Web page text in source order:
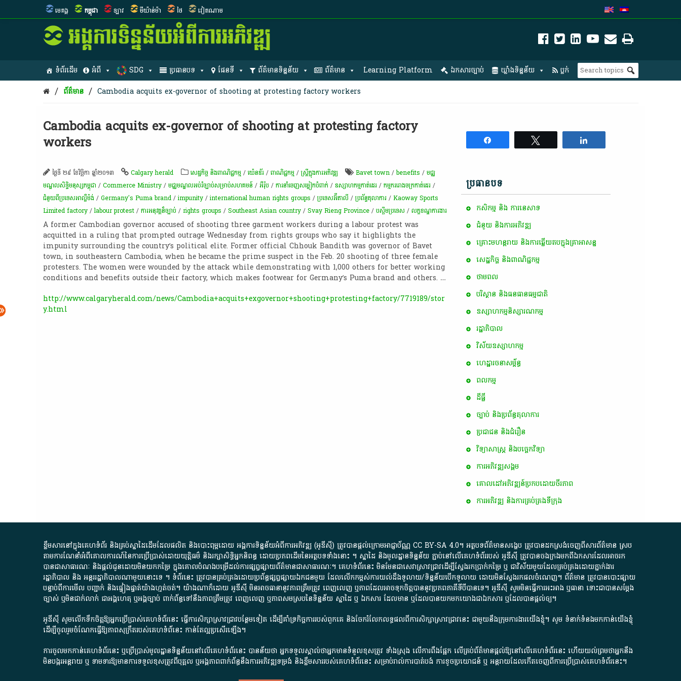
មេគង្គ កម្ពុជា ឡាវ មីយ៉ាន់ម៉ា ថៃ វៀតណាម
ទំព័រដើម អំពី SDG ប្រធានបទ ផែនទី ព័ត៌មានទិន្នន័យ ព័ត៌មាន Learning Platform ឯកសារច្បាប់ ឃ្លាំងទិន្នន័យ ប្លក់
/ ព័ត៌មាន / Cambodia acquits ex-governor of shooting at protesting factory workers
Cambodia acquits ex-governor of shooting at protesting factory
workers
ថ្ងៃទី ២៩ ខែវិច្ឆិកា ឆ្នាំ២០១៣ Calgary herald សេដ្ឋកិច្ច និងពាណិជ្ជកម្ម /យ៉េនឌ័រ /ពាណិជ្ជកម្ម /ស្ត្រីក្នុងការអភិវឌ្ឍ Bavet town /benefits /មជ្ឈ
មណ្ឌលសិទ្ធិមនុស្សកម្ពុជា /Commerce Ministry /មជ្ឈមណ្ឌល​អប់រំ​ច្បាប់​សម្រាប់​សហគមន៍​ /អឺរ៉ុប /ការ​នាំ​ចេញ​សម្លៀក​បំពាក់ /ឧស្សាហកម្មកាត់ដេរ /កម្មករ​រោងចក្រ​កាត់ដេរ​ /
ជំនួយពីប្រទេសអាល្លឺម៉ង់ /Germany's Puma brand /impunity /international human rights groups /ប្រទេសអ៊ីតាលី /ប្រព័ន្ធ​តុលាការ /Kaoway Sports
Limited factory /labour protest /ការអនុវត្ត​ន៏​ច្បាប់ /rights groups /Southeast Asian country /Svay Rieng Province /បស្ចឹមប្រទេស /លក្ខខណ្ឌ​ការងារ​
A former Cambodian governor accused of shooting three garment workers during a labour protest was
acquitted in a ruling that prompted outrage Wednesday from rights groups who say it highlights the
impunity surrounding the country’s political elite. Former official Chhouk Bandith was governor of Bavet
town, in southeastern Cambodia, when he became the prime suspect in the Feb. 20 shooting of three female
protesters. The women were wounded by the attack while demonstrating with 1,000 others for better working
conditions and benefits outside their factory, which makes footwear for Germany’s Puma brand and others. …
http://www.calgaryherald.com/news/Cambodia+acquits+exgovernor+shooting+protesting+factory/7719189/stor
y.html
ប្រធានបទ
កសិកម្ម​ និង​ ការ​នេ​សាទ​
ជំនួយ និងការអភិវឌ្ឍ
គ្រោះមហន្តរាយ និងការឆ្លើយតបក្នុងគ្រាអាសន្ន
សេដ្ឋកិច្ច និងពាណិជ្ជកម្ម
ថាមពល
បរិស្ថាន និងធនធានធម្មជាតិ
ឧស្សាហកម្មនិស្សារណកម្ម
រដ្ឋាភិបាល
វិស័យឧស្សាហកម្ម
ហេដ្ឋារចនាសម្ព័ន្ធ
ពល​កម្ម
ដីធ្លី
ច្បាប់ និងប្រព័ន្ធតុលាការ
ប្រជាជន និងជំរឿន
វិទ្យាសាស្ត្រ និងបច្ចេកវិទ្យា
ការ​អភិវឌ្ឍ​សង្គម
គោលដៅ​អភិវឌ្ឍន៍​ប្រកបដោយ​ចីរភាព
ការអភិវឌ្ឍ និងការគ្រប់គ្រងទីក្រុង
ខ្លឹមសារ​នៅ​ក្នុង​គេហទំព័រ និង​គ្រប់​ស្នា​ដៃ​ដើម​ដែល​ផលិត​ និង​បោះពុម្ព​ដោយ​ អង្គការ​ទិន្នន័យ​អំពី​ការអភិវឌ្ឍ​​ (អូ​ឌី​ស៊ី)​ ត្រូវ​បាន​ផ្តល់​ក្រោម​អាជ្ញាប័ណ្ណ​ CC BY-SA 4.0។​ អត្ថបទ​ព័ត៌មាន​សង្ខេប​ ត្រូវ​បាន​ដកស្រង់​ចេញពី​សារព័ត៌មាន ស្រប
តាមការ​ណែនាំ​អំពី​គោលការណ៍​នៃ​ការ​ប្រើប្រាស់​ដោយ​យុត្តិធម៌​ និង​រក្សាសិទ្ធិអ្នកនិពន្ធ ដោយ​ប្រភពដើម​នៃ​​អត្ថបទទាំង​នោះ​ ។​ ស្នាដៃ​ និង​មូលដ្ឋាន​ទិន្នន័យ ​ភ្ជាប់​នៅ​លើ​គេហទំព័រ​របស់​ អូ​ឌី​ស៊ី​ ត្រូវ​បាន​ចងក្រង​មក​ពី​ឯកសារ​ដែល​អាច​រក​
បានជា​សាធារណៈ​ និង​ផ្តល់​ជូន​ដោយ​មិន​យក​កម្រៃ​ ក្នុង​គោលបំណង​បម្រើ​ដល់ការ​ផ្សព្វផ្សាយ​ព័ត៌មាន​ជា​សាធារណៈ​។​ គេហទំព័រ​នេះ​ មិនមែន​ជា​សេវា​ស្រាវជ្រាវ​ដើម្បី​ស្វែងរកប្រាក់​កម្រៃ​ ឬ​ ជា​វិស័យ​មួយ​ដែល​គ្រប់គ្រង​ដោយ​ភ្នាក់ងារ​
រដ្ឋាភិបាល​ និង ​អន្តររដ្ឋាភិបាល​ណាមួយ​នោះ​ទេ ​។​ ទំព័រ​នេះ​ ត្រូវ​បាន​គ្រប់គ្រង​ដោយ​ប្រព័ន្ធ​ផ្សព្វផ្សាយ​ឯកជន​មួយ​ ដែល​លើកកម្ពស់​ការ​យល់​ដឹង​ទូលាយ​/​ទិន្នន័យ​បើក​ទូលាយ​ ដោយ​មិនស្វែង​រក​ផល​ចំណេញ​។​ ព័ត៌មាន​ ត្រូវ​បាន​បោះផ្សាយ​
បន្ទាប់​ពី​ការ​មើល​ បញ្ជាក់​ និង​ផ្ទៀងផ្ទាត់​យ៉ាង​ហ្មត់ចត់​។​ យ៉ាងណា​ក៏​ដោយ​ អូ​ឌី​ស៊ី​ មិន​អាច​ធានា​នូវ​ភាព​ត្រឹមត្រូវ​ ពេញលេញ​ ឬ​ភាព​ដែល​អាច​ទុកចិត្ត​បាននូវ​ប្រភព​ភាគី​ទី​បី​បាន​ទេ​។​ អូ​ឌី​ស៊ី​ សូម​មិន​ធ្វើការ​អះអាង​ ឬ​ធានា​ ទោះជា​បាន​សម្តែង​
ច្បាស់​ ឬ​មិន​ជាក់លាក់​ ជា​អង្គហេតុ​ ឬ​អង្គច្បាប់​ ពាក់ព័ន្ធ​ទៅ​នឹង​ភាព​ត្រឹមត្រូវ​ ពេញលេញ​ ឬ​ភាព​សម​ស្រប​នៃ​ទិន្នន័យ​ ស្នាដៃ​ ឬ​ ឯកសារ​ ដែល​មាន​ ឬ​ដែល​បាន​យក​មក​យោង​ជា​ឯកសារ​ ឬ​ដែល​បាន​ផ្តល់​ឲ្យ​។
អូឌីស៊ី សូមលើកទឹកចិត្តឱ្យអ្នកប្រើប្រាស់គេហទំព័រនេះ ធ្វើការសិក្សាស្រាវជ្រាវបន្ថែមទៀត ដើម្បីគាំទ្រកិច្ចការ​របស់ពួកគេ និងចែករំលែកលទ្ធផលពីការសិក្សាស្រាវជ្រាវនេះ ជាមួយនឹងក្រុមការងារយើងខ្ញុំ។ សូម ទំនាក់ទំនងមកកាន់យើងខ្ញុំ
ដើម្បីចូលរួមចំណែកធ្វើឱ្យភាពសុក្រឹតរបស់គេហទំព័នេះ កាន់តែល្អប្រសើរឡើង។
ការចូលមកកាន់គេហទំព័រនេះ ឬប្រើប្រាស់មូលដ្ឋានទិន្នន័យនៅលើគេហទំព័រនេះ បានន័យថា អ្នកទទួលស្គាល់ថាអ្នកមានទំនួលខុសត្រូវ ទាំងស្រុង លើការពឹងផ្អែក លើគ្រប់ព័ត៌មានផ្តល់ឱ្យនៅលើគេហទំព័រនេះ ហើយយល់ព្រមថាអ្នកនឹង
មិនបង្ករអន្តរាយ ឬ ទាមទារ​ឱ្យមានការទទួលខុស​ត្រូវពីបុគ្គល ឬអង្គភាពពាក់ព័ន្ធនឹងការអភិវឌ្ឍទម្រង់ និងខ្លឹមសាររបស់គេហទំព័រនេះ សម្រាប់រាល់ការបាត់បង់ ការខូចប្រយោជន៍ ឬ អន្តរាយដែលកើតចេញពីការប្រើប្រាស់គេហទំព័រនេះ។